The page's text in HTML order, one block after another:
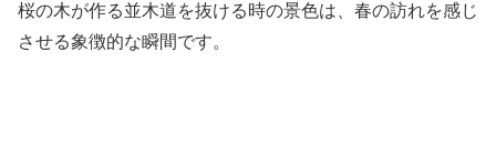
桜の木が作る並木道を抜ける時の景色は、春の訪れを感じ
させる象徴的な瞬間です。